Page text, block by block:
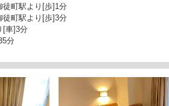
徒町駅より[歩]1分
徒町駅より[歩]3分
[車]3分
分